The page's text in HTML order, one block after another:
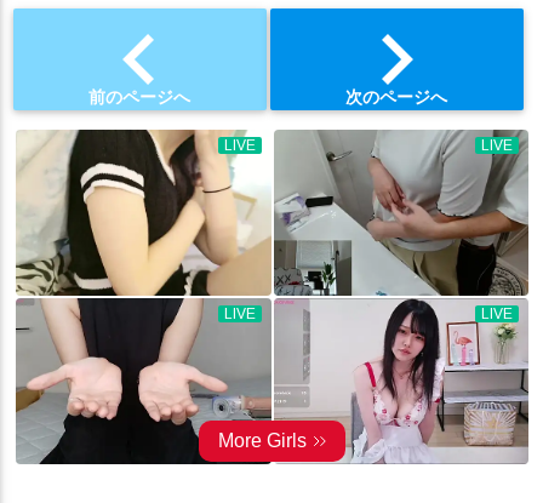
chevron_left
前のページへ chevron_right
次のページへ